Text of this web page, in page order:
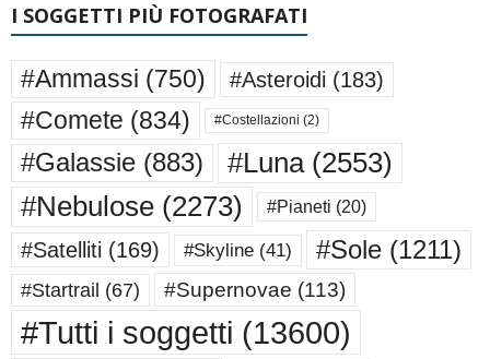
I SOGGETTI PIÙ FOTOGRAFATI
#Ammassi (750) #Asteroidi (183)
#Comete (834) #Costellazioni (2)
#Galassie (883) #Luna(2553)
#Nebulose (2273) #Pianeti (20)
#Satelliti (169) #Skyline (41) #Sole (1211)
#Startrail (67) #Supernovae (113)
#Tutti i soggetti (13600)